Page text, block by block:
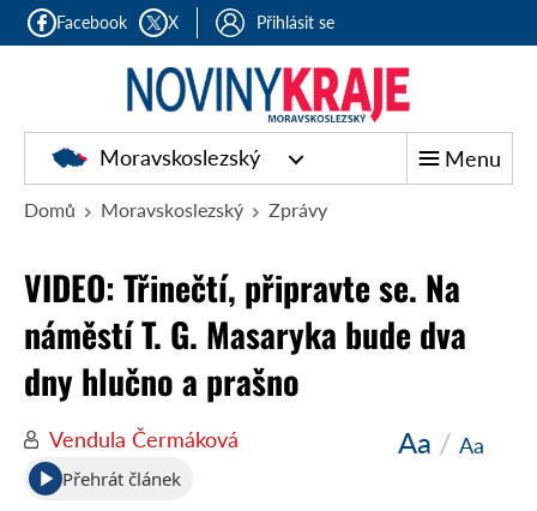
Facebook X Přihlásit se
Moravskoslezský Menu
Domů Moravskoslezský Zprávy
VIDEO: Třinečtí, připravte se. Na
náměstí T. G. Masaryka bude dva
dny hlučno a prašno
Vendula Čermáková Aa / Aa
Přehrát článek